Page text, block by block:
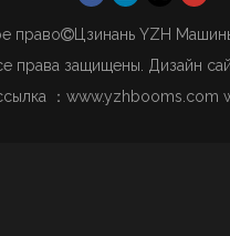
право Цзинань YZH
права защищены. Дизайн
： www.yzhbooms.com